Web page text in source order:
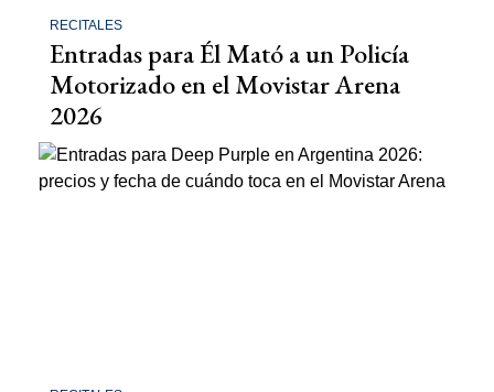
RECITALES
Entradas para Él Mató a un Policía
Motorizado en el Movistar Arena
2026